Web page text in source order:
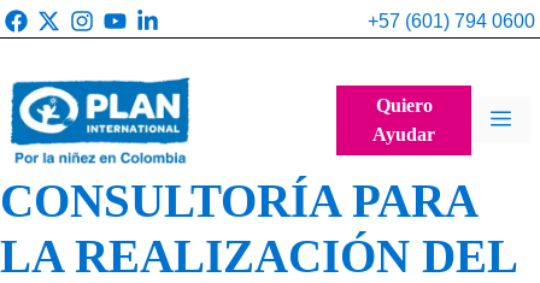
Saltar
al
+57 (601) 794 0600
Quiero
Ayudar
CONSULTORÍA PARA
LA REALIZACIÓN DEL